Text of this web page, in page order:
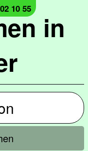
in
10 55